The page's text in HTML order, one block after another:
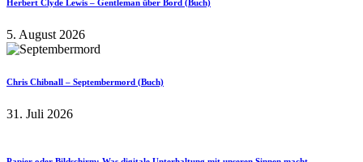
Herbert Clyde Lewis – Gentleman über Bord (Buch)
5. August 2026
Chris Chibnall – Septembermord (Buch)
31. Juli 2026